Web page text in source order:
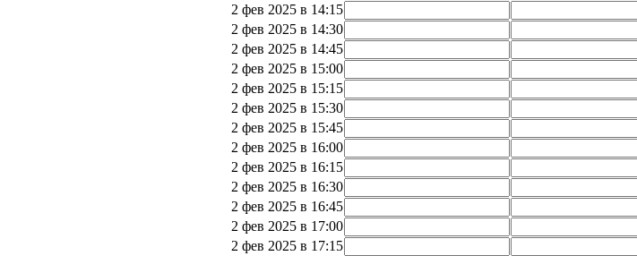
2 фев 2025 в 14:15
2 фев 2025 в 14:30
2 фев 2025 в 14:45
2 фев 2025 в 15:00
2 фев 2025 в 15:15
2 фев 2025 в 15:30
2 фев 2025 в 15:45
2 фев 2025 в 16:00
2 фев 2025 в 16:15
2 фев 2025 в 16:30
2 фев 2025 в 16:45
2 фев 2025 в 17:00
2 фев 2025 в 17:15